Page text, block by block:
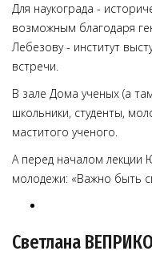
Для наукограда -
возможным благодаря
Лебезову - институт
встречи.
В зале Дома ученых (а
школьники, студенты,
маститого ученого.
А перед началом лекции
молодежи: «Важно быть
Светлана